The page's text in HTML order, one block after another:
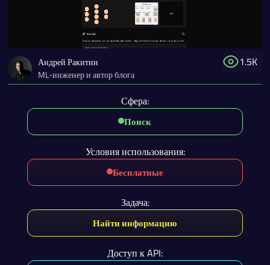
1.5K
Андрей Ракитин
ML-инженер и автор блога
Сфера:
Поиск
Условия использования:
Бесплатные
Задача:
Найти информацию
Доступ к API: